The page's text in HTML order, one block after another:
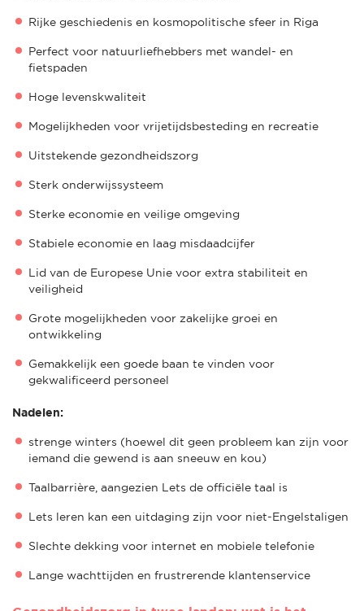
Rijke geschiedenis en kosmopolitische sfeer in Riga
Perfect voor natuurliefhebbers met wandel- en
fietspaden
Hoge levenskwaliteit
Mogelijkheden voor vrijetijdsbesteding en recreatie
Uitstekende gezondheidszorg
Sterk onderwijssysteem
Sterke economie en veilige omgeving
Stabiele economie en laag misdaadcijfer
Lid van de Europese Unie voor extra stabiliteit en
veiligheid
Grote mogelijkheden voor zakelijke groei en
ontwikkeling
Gemakkelijk een goede baan te vinden voor
gekwalificeerd personeel
Nadelen:
strenge winters (hoewel dit geen probleem kan zijn voor
iemand die gewend is aan sneeuw en kou)
Taalbarrière, aangezien Lets de officiële taal is
Lets leren kan een uitdaging zijn voor niet-Engelstaligen
Slechte dekking voor internet en mobiele telefonie
Lange wachttijden en frustrerende klantenservice